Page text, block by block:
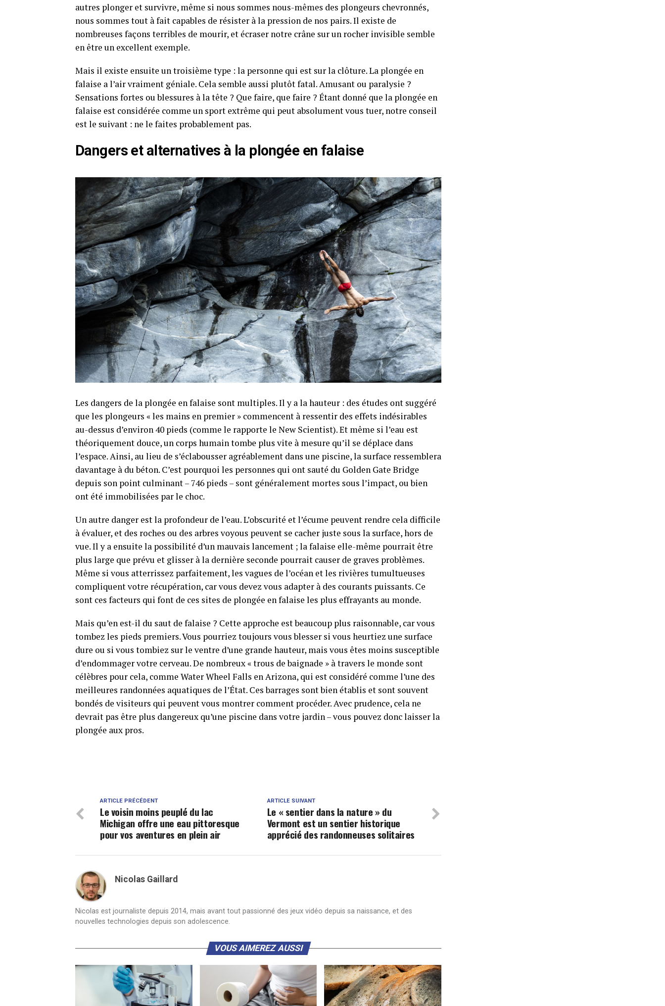
autres plonger et survivre, même si nous sommes nous-mêmes des plongeurs chevronnés,
nous sommes tout à fait capables de résister à la pression de nos pairs. Il existe de
nombreuses façons terribles de mourir, et écraser notre crâne sur un rocher invisible semble
en être un excellent exemple.
Mais il existe ensuite un troisième type : la personne qui est sur la clôture. La plongée en
falaise a l’air vraiment géniale. Cela semble aussi plutôt fatal. Amusant ou paralysie ?
Sensations fortes ou blessures à la tête ? Que faire, que faire ? Étant donné que la plongée en
falaise est considérée comme un sport extrême qui peut absolument vous tuer, notre conseil
est le suivant : ne le faites probablement pas.
Dangers et alternatives à la plongée en falaise
Les dangers de la plongée en falaise sont multiples. Il y a la hauteur : des études ont suggéré
que les plongeurs « les mains en premier » commencent à ressentir des effets indésirables
au-dessus d’environ 40 pieds (comme le rapporte le New Scientist). Et même si l’eau est
théoriquement douce, un corps humain tombe plus vite à mesure qu’il se déplace dans
l’espace. Ainsi, au lieu de s’éclabousser agréablement dans une piscine, la surface ressemblera
davantage à du béton. C’est pourquoi les personnes qui ont sauté du Golden Gate Bridge
depuis son point culminant – 746 pieds – sont généralement mortes sous l’impact, ou bien
ont été immobilisées par le choc.
Un autre danger est la profondeur de l’eau. L’obscurité et l’écume peuvent rendre cela difficile
à évaluer, et des roches ou des arbres voyous peuvent se cacher juste sous la surface, hors de
vue. Il y a ensuite la possibilité d’un mauvais lancement ; la falaise elle-même pourrait être
plus large que prévu et glisser à la dernière seconde pourrait causer de graves problèmes.
Même si vous atterrissez parfaitement, les vagues de l’océan et les rivières tumultueuses
compliquent votre récupération, car vous devez vous adapter à des courants puissants. Ce
sont ces facteurs qui font de ces sites de plongée en falaise les plus effrayants au monde.
Mais qu’en est-il du saut de falaise ? Cette approche est beaucoup plus raisonnable, car vous
tombez les pieds premiers. Vous pourriez toujours vous blesser si vous heurtiez une surface
dure ou si vous tombiez sur le ventre d’une grande hauteur, mais vous êtes moins susceptible
d’endommager votre cerveau. De nombreux « trous de baignade » à travers le monde sont
célèbres pour cela, comme Water Wheel Falls en Arizona, qui est considéré comme l’une des
meilleures randonnées aquatiques de l’État. Ces barrages sont bien établis et sont souvent
bondés de visiteurs qui peuvent vous montrer comment procéder. Avec prudence, cela ne
devrait pas être plus dangereux qu’une piscine dans votre jardin – vous pouvez donc laisser la
plongée aux pros.
ARTICLE SUIVANT
Le « sentier dans la nature » du
Vermont est un sentier historique
apprécié des randonneuses solitaires
ARTICLE PRÉCÉDENT
Le voisin moins peuplé du lac
Michigan offre une eau pittoresque
pour vos aventures en plein air
Nicolas Gaillard
Nicolas est journaliste depuis 2014, mais avant tout passionné des jeux vidéo depuis sa naissance, et des
nouvelles technologies depuis son adolescence.
VOUS AIMEREZ AUSSI